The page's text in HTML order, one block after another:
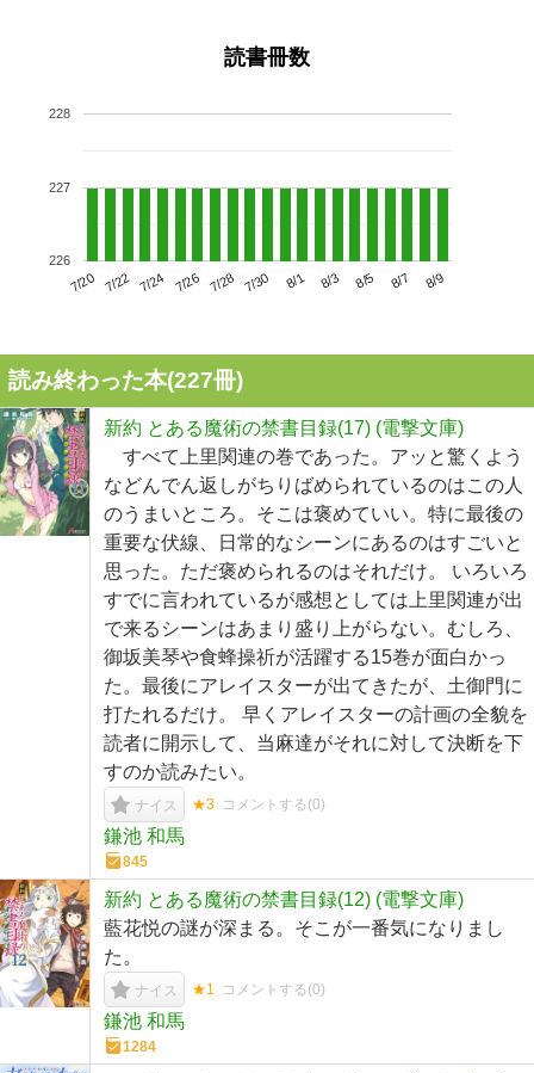
読書冊数
7/20 7/22 7/24 7/26 7/28 7/30 8/1 8/3 8/5 8/7 8/9
226
227
228
読み終わった本(227冊)
新約 とある魔術の禁書目録(17) (電撃文庫)
すべて上里関連の巻であった。アッと驚くよう
などんでん返しがちりばめられているのはこの人
のうまいところ。そこは褒めていい。特に最後の
重要な伏線、日常的なシーンにあるのはすごいと
思った。ただ褒められるのはそれだけ。 いろいろ
すでに言われているが感想としては上里関連が出
で来るシーンはあまり盛り上がらない。むしろ、
御坂美琴や食蜂操祈が活躍する15巻が面白かっ
た。最後にアレイスターが出てきたが、土御門に
打たれるだけ。 早くアレイスターの計画の全貌を
読者に開示して、当麻達がそれに対して決断を下
すのか読みたい。
ナイス ★3 コメントする(0)
鎌池 和馬
845
新約 とある魔術の禁書目録(12) (電撃文庫)
藍花悦の謎が深まる。そこが一番気になりまし
た。
ナイス ★1 コメントする(0)
鎌池 和馬
1284